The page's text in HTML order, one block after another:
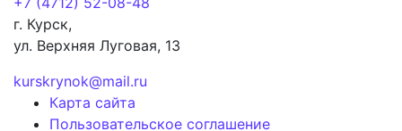
г. Курск,
ул. Верхняя Луговая, 13
kurskrynok@mail.ru
Карта сайта
Пользовательское соглашение